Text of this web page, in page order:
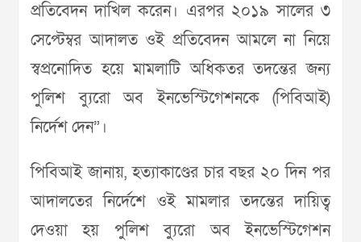
প্রতিবেদন দাখিল করেন। এরপর ২০১৯ সালের ৩
সেপ্টেম্বর আদালত ওই প্রতিবেদন আমলে না নিয়ে
স্বপ্রনোদিত হয়ে মামলাটি অধিকতর তদন্তের জন্য
পুলিশ ব্যুরো অব ইনভেস্টিগেশনকে (পিবিআই)
নির্দেশ দেন”।
পিবিআই জানায়, হত্যাকাণ্ডের চার বছর ২০ দিন পর
আদালতের নির্দেশে ওই মামলার তদন্তের দায়িত্ব
দেওয়া হয় পুলিশ ব্যুরো অব ইনভেস্টিগেশন